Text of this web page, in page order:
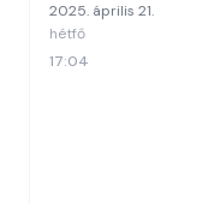
2025. április 21.
hétfő
17:04